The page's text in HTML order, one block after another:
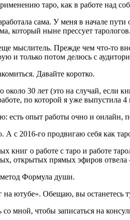
таро, как в работе над
сама. У меня в начале
который ныне прессует тарологов.
мыслитель. Прежде чем что-то
и только потом делюсь с
Давайте коротко.
около 30 лет (это на случай,
по которой я уже выпустила 4
есть опыт работы очно и онлайн,
А с 2016-го продвигаю себя как
книг о работе с таро и работе
открытых прямых эфиров
Формула души.
ютубе». Обещаю, вы останетесь
мной, чтобы записаться на